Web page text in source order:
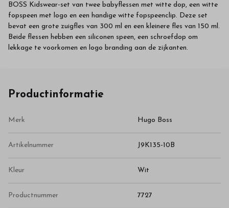
BOSS Kidswear-set van twee babyflessen met witte dop, een witte
fopspeen met logo en een handige witte fopspeenclip. Deze set
bevat een grote zuigfles van 300 ml en een kleinere fles van 150 ml.
Beide flessen hebben een siliconen speen, een schroefdop om
lekkage te voorkomen en logo branding aan de zijkanten.
Productinformatie
Merk Hugo Boss
Artikelnummer J9K135-10B
Kleur Wit
Productnummer 7727